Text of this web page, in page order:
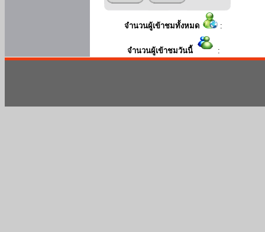
จำนวนผู้เข้าชมทั้งหมด :
จำนวนผู้เข้าชมวันนี้ :